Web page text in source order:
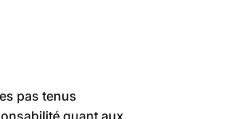
pas tenus
quant aux